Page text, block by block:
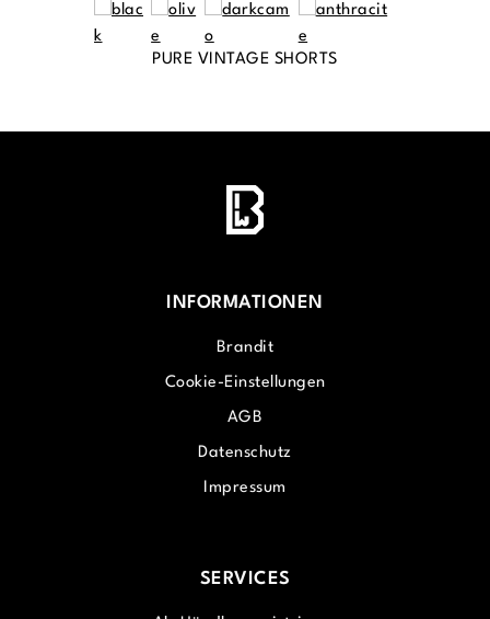
PURE VINTAGE SHORTS
INFORMATIONEN
Brandit
Cookie-Einstellungen
AGB
Datenschutz
Impressum
SERVICES